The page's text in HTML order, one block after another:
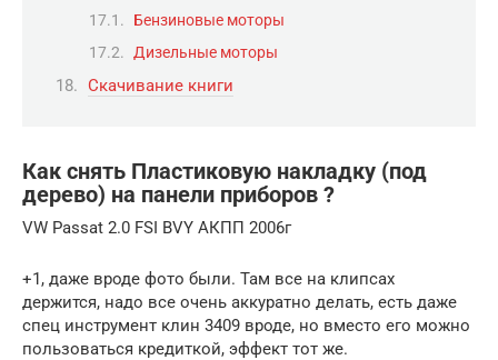
Бензиновые моторы
Дизельные моторы
Скачивание книги
Как снять Пластиковую накладку (под
дерево) на панели приборов ?
VW Passat 2.0 FSI BVY АКПП 2006г
+1, даже вроде фото были. Там все на клипсах
держится, надо все очень аккуратно делать, есть даже
спец инструмент клин 3409 вроде, но вместо его можно
пользоваться кредиткой, эффект тот же.